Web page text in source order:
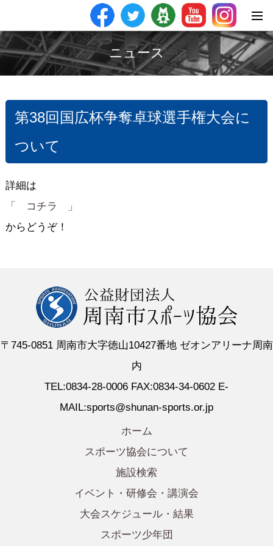
ニュース
第38回国広杯争奪卓球選手権大会に
ついて
詳細は
「 コチラ 」
からどうぞ！
〒745-0851 周南市大字徳山10427番地 ゼオンアリーナ周南
内
TEL:0834-28-0006 FAX:0834-34-0602 E-
MAIL:sports@shunan-sports.or.jp
ホーム
スポーツ協会について
施設検索
イベント・研修会・講演会
大会スケジュール・結果
スポーツ少年団